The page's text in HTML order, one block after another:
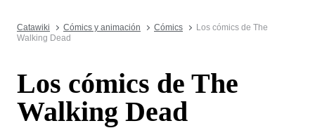
Catawiki Cómics y animación Cómics
Los cómics de The
Walking Dead
Los cómics de The
Walking Dead